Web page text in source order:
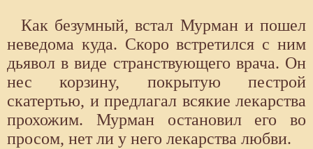
Как безумный, встал Мурман и пошел
неведома куда. Скоро встретился с ним
дьявол в виде странствующего врача. Он
нес корзину, покрытую пестрой
скатертью, и предлагал всякие лекарства
прохожим. Мурман остановил его во
просом, нет ли у него лекарства любви.